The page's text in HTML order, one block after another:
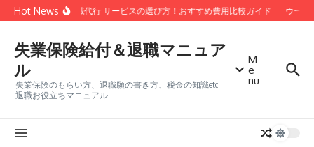
コンテンツへスキップ
Hot News安い 退職代行 サービスの選び方！おすすめ費用比較ガイド ウーバ
失業保険給付＆退職マニュア
ル
失業保険のもらい方、退職願の書き方、税金の知識etc.
退職お役立ちマニュアル
M
e
nu